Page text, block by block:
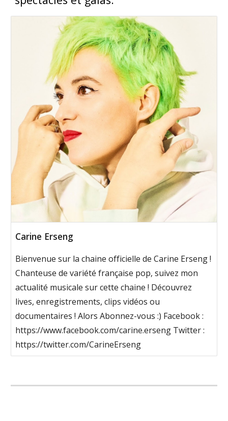
Carine Erseng
Bienvenue sur la chaine officielle de Carine Erseng !
Chanteuse de variété française pop, suivez mon
actualité musicale sur cette chaine ! Découvrez
lives, enregistrements, clips vidéos ou
documentaires ! Alors Abonnez-vous :) Facebook :
https://www.facebook.com/carine.erseng Twitter :
https://twitter.com/CarineErseng